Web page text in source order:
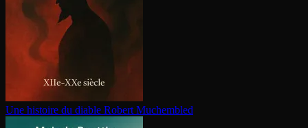
Une histoire du diable Robert Muchembled